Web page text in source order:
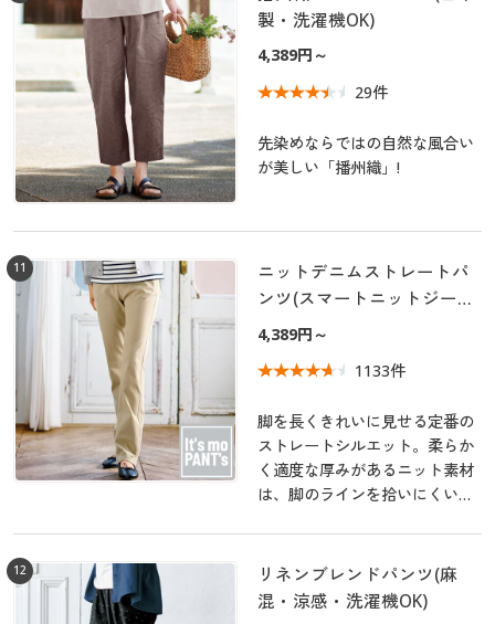
製・洗濯機OK)
4,389円～
29件
先染めならではの自然な風合い
が美しい「播州織」!
11
ニットデニムストレートパ
ンツ(スマートニットジーン
ズ)(全方向ストレッチ・やわ
濯機OK・1年中はける)
4,389円～
1133件
脚を長くきれいに見せる定番の
ストレートシルエット。柔らか
く適度な厚みがあるニット素材
は、脚のラインを拾いにくいの
やみつきになる心地よさ!
12
リネンブレンドパンツ(麻
混・涼感・洗濯機OK)